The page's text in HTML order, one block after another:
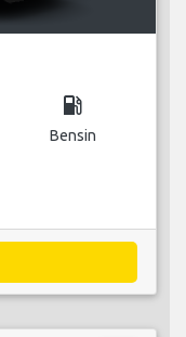
local_gas_station
Bensin